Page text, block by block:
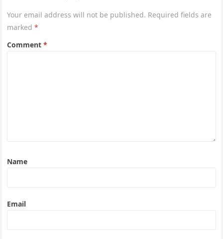
Your email address will not be published. Required fields are
marked*
Comment*
Name
Email